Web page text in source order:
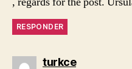
RESPONDER
turkcedice: